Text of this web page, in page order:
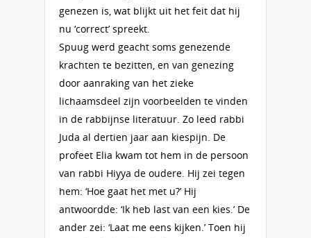
genezen is, wat blijkt uit het feit dat hij
nu ‘correct’ spreekt.
Spuug werd geacht soms genezende
krachten te bezitten, en van genezing
door aanraking van het zieke
lichaamsdeel zijn voorbeelden te vinden
in de rabbijnse literatuur. Zo leed rabbi
Juda al dertien jaar aan kiespijn. De
profeet Elia kwam tot hem in de persoon
van rabbi Hiyya de oudere. Hij zei tegen
hem: ‘Hoe gaat het met u?’ Hij
antwoordde: ‘Ik heb last van een kies.’ De
ander zei: ‘Laat me eens kijken.’ Toen hij